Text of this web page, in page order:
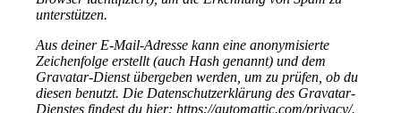
unterstützen.
Aus deiner E-Mail-Adresse kann eine anonymisierte
Zeichenfolge erstellt (auch Hash genannt) und dem
Gravatar-Dienst übergeben werden, um zu prüfen, ob du
diesen benutzt. Die Datenschutzerklärung des Gravatar-
Dienstes findest du hier: https://automattic.com/privacy/.